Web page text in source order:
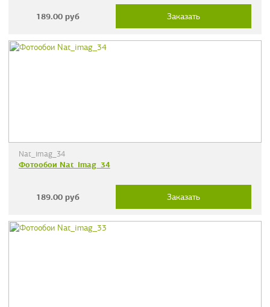
189.00 руб Заказать
Nat_imag_34
Фотообои Nat_imag_34
189.00 руб Заказать